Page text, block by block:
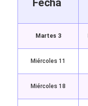
Fecha
Martes 3
Miércoles 11
Miércoles 18